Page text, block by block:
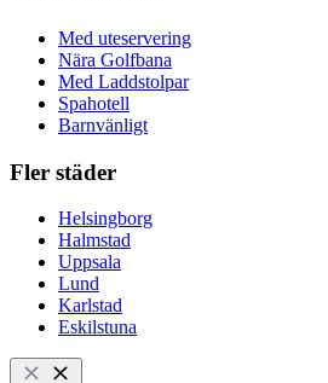
Med uteservering
Nära Golfbana
Med Laddstolpar
Spahotell
Barnvänligt
Fler städer
Helsingborg
Halmstad
Uppsala
Lund
Karlstad
Eskilstuna